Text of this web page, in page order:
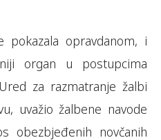
opravdanom, i
organ u postupcima
za razmatranje žalbi
uvažio žalbene navode
obezbjeđenih novčanih